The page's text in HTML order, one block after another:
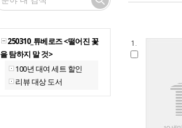
250310_튜베로즈 <떨어진 꽃
을 탐하지 말 것>
100년 대여 세트 할인
리뷰 대상 도서
1.